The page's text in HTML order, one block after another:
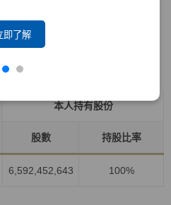
即了解
服務，並為客戶帶來更大的利
十名之股東資料
本人持有股份
股數 持股比率
6,592,452,643 100%